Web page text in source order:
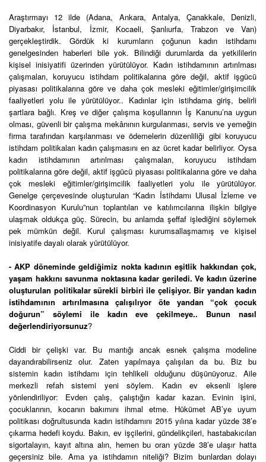
Araştırmayı 12 ilde (Adana, Ankara, Antalya, Çanakkale, Denizli,
Diyarbakır, İstanbul, İzmir, Kocaeli, Şanlıurfa, Trabzon ve Van)
gerçekleştirdik. Gördük ki kurumların çoğunun kadın istihdamı
genelgesinden haberleri bile yok. Bilindiği durumlarda da yetkililerin
kişisel inisiyatifi üzerinden yürütülüyor. Kadın istihdamının artırılması
çalışmaları, koruyucu istihdam politikalarına göre değil, aktif işgücü
piyasası politikalarına göre ve daha çok mesleki eğitimler/girişimcilik
faaliyetleri yolu ile yürütülüyor.. Kadınlar için istihdama giriş, belirli
şartlara bağlı. Kreş ve diğer çalışma koşullarının İş Kanunu’na uygun
olması, güvenli bir çalışma mekânının kurgulanması, servis ve yemeğin
firma tarafından karşılanması ve ödemelerin düzenliliği gibi koruyucu
istihdam politikaları kadın çalışmasını en az ücret kadar belirliyor. Oysa
kadın istihdamının artırılması çalışmaları, koruyucu istihdam
politikalarına göre değil, aktif işgücü piyasası politikalarına göre ve daha
çok mesleki eğitimler/girişimcilik faaliyetleri yolu ile yürütülüyor.
Genelge çerçevesinde oluşturulan “Kadın İstihdamı Ulusal İzleme ve
Koordinasyon Kurulu”nun toplantıları ve katılımcılarına ilişkin bilgiye
ulaşmak oldukça güç. Sürecin, bu anlamda şeffaf işlediğini söylemek
pek mümkün değil. Kurul çalışması kurumsallaşmamış ve kişisel
inisiyatife dayalı olarak yürütülüyor.
- AKP döneminde geldiğimiz nokta kadının eşitlik hakkından çok,
yaşam hakkını savunma noktasına kadar geriledi. Ve kadın üzerine
oluşturulan politikalar sürekli birbiri ile çelişiyor. Bir yandan kadın
istihdamının artırılmasına çalışılıyor öte yandan “çok çocuk
doğurun” söylemi ile kadın eve çekilmeye.. Bunun nasıl
değerlendiriyorsunuz?
Ciddi bir çelişki var. Bu mantığı ancak esnek çalışma modeline
dayandırabilirseniz olur. Zaten yapılmaya çalışılan da bu. Biz bu
sistemin kadın istihdamı için tehlikeli olduğunu düşünüyoruz. Aile
merkezli refah sistemi yeni söylem. Kadın ev eksenli işlere
yönlendiriliyor: Evden çalış, çalıştığın kadar kazan. Evinin işini,
çocuklarının, kocanın bakımını ihmal etme. Hükümet AB’ye uyum
politikası doğrultusunda kadın istihdamını 2015 yılına kadar yüzde 38’e
çıkarma hedefi koydu. Bakın, ev işçilerini, gündelikçileri, hastabakıcıları
sigortalayın, kayıt altına alın, hemen bu oran yüzde 38’e ulaşır hatta
geçersiniz bile. Ama ya istihdamın niteliği? Bizim bunlardan dolayı